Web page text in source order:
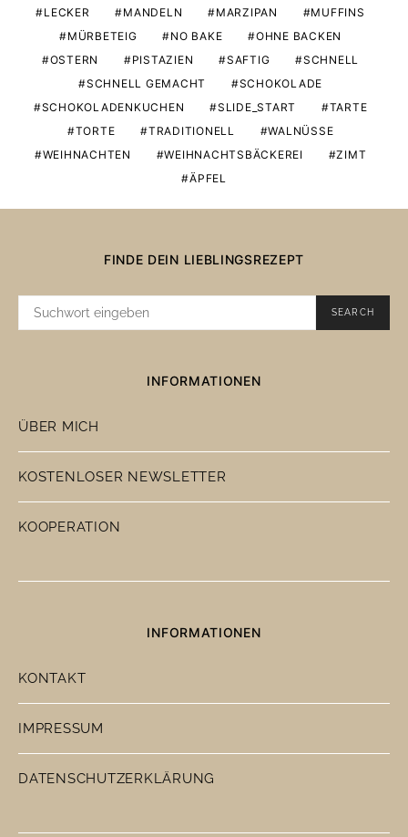
LECKER
MANDELN MARZIPAN
MUFFINS
MÜRBETEIG
NO BAKE
OHNE BACKEN
OSTERN
PISTAZIEN SAFTIG
SCHNELL
SCHNELL GEMACHT
SCHOKOLADE
SCHOKOLADENKUCHEN
SLIDE_START
TARTE
TORTE
TRADITIONELL
WALNÜSSE
WEIHNACHTEN
WEIHNACHTSBÄCKEREI
ZIMT
ÄPFEL
FINDE DEIN LIEBLINGSREZEPT
SUCHE
SEARCH
INFORMATIONEN
ÜBER MICH
KOSTENLOSER NEWSLETTER
KOOPERATION
INFORMATIONEN
KONTAKT
IMPRESSUM
DATENSCHUTZERKLÄRUNG